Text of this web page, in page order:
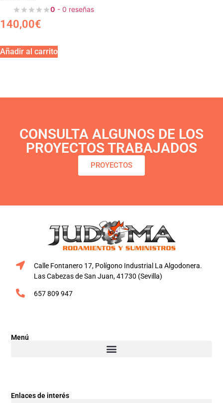
0 - 0 reseñas
140,00€
Añadir al carrito
CONSULTA ALGUNOS DE LOS
PROYECTOS TRABAJADOS
PROYECTOS
Calle Fontanero 17, Polígono Industrial La Algodonera.
Las Cabezas de San Juan, 41730 (Sevilla)
657 809 947
Menú
Enlaces de interés